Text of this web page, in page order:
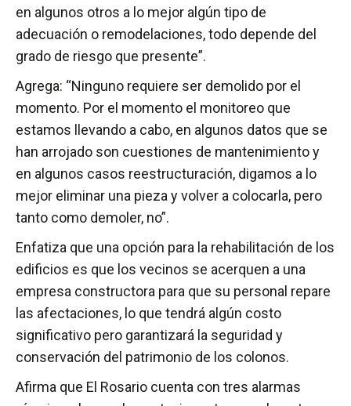
en algunos otros a lo mejor algún tipo de
adecuación o remodelaciones, todo depende del
grado de riesgo que presente”.
Agrega: “Ninguno requiere ser demolido por el
momento. Por el momento el monitoreo que
estamos llevando a cabo, en algunos datos que se
han arrojado son cuestiones de mantenimiento y
en algunos casos reestructuración, digamos a lo
mejor eliminar una pieza y volver a colocarla, pero
tanto como demoler, no”.
Enfatiza que una opción para la rehabilitación de los
edificios es que los vecinos se acerquen a una
empresa constructora para que su personal repare
las afectaciones, lo que tendrá algún costo
significativo pero garantizará la seguridad y
conservación del patrimonio de los colonos.
Afirma que El Rosario cuenta con tres alarmas